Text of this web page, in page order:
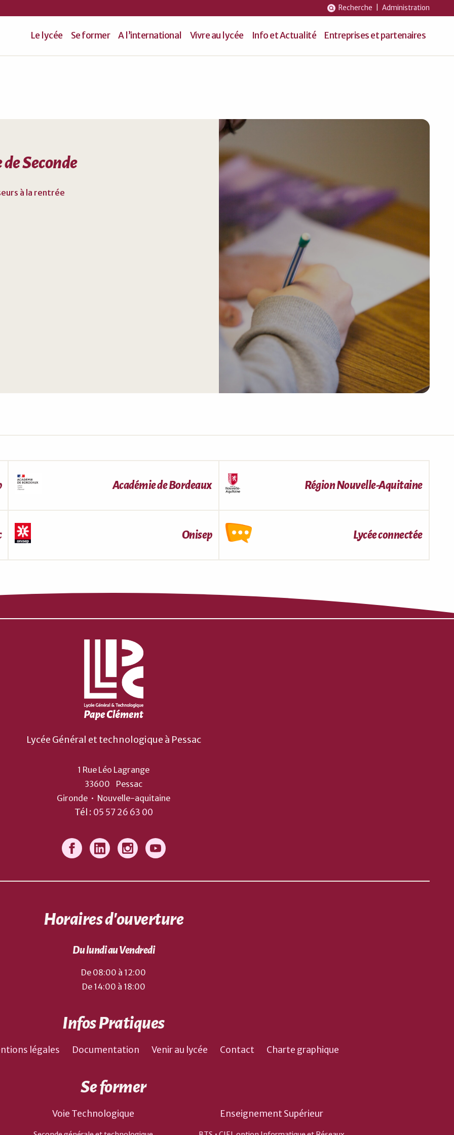
Recherche Administration
Le lycée Se former A l’international Vivre au lycée Info et Actualité Entreprises et partenaires
Seconde
à la rentrée
Académie de Bordeaux Région Nouvelle-Aquitaine
Onisep Lycée connectée
Lycée Général et technologique à Pessac
1 Rue Léo Lagrange
33600
Pessac
Gironde • Nouvelle-aquitaine
Tél : 05 57 26 63 00
Horaires d'ouverture
Du lundi au Vendredi
De 08:00 à 12:00
De 14:00 à 18:00
Infos Pratiques
légales Documentation Venir au lycée Contact Charte graphique
Se former
Voie Technologique Enseignement Supérieur